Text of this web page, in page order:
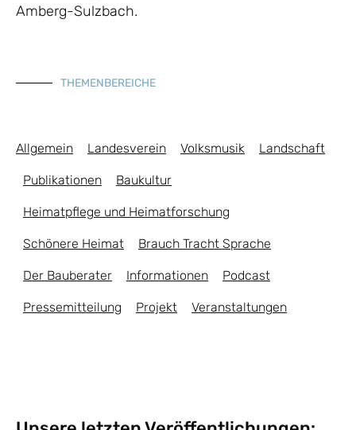
Amberg-Sulzbach.
THEMENBEREICHE
Allgemein Landesverein Volksmusik Landschaft
Publikationen Baukultur
Heimatpflege und Heimatforschung
Schönere Heimat Brauch Tracht Sprache
Der Bauberater Informationen Podcast
Pressemitteilung Projekt Veranstaltungen